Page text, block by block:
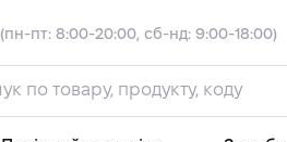
(пн-пт: 8:00-20:00, сб-нд: 9:00-18:00)